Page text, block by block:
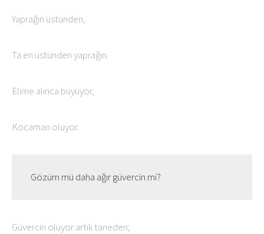
Yaprağın üstünden,
Ta en üstünden yaprağın.
Elime alınca büyüyor,
Kocaman oluyor.
Gözüm mü daha ağır güvercin mi?
Güvercin oluyor artık taneden;